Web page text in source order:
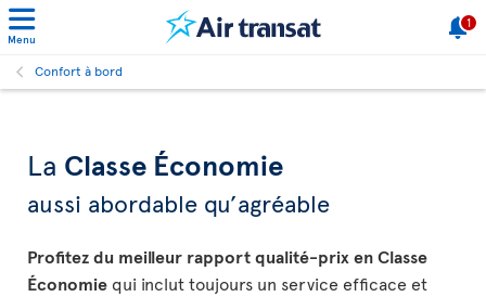
Menu
1
Confort à bord
La Classe Économie
aussi abordable qu’agréable
Profitez du meilleur rapport qualité-prix en Classe
Économie qui inclut toujours un service efficace et